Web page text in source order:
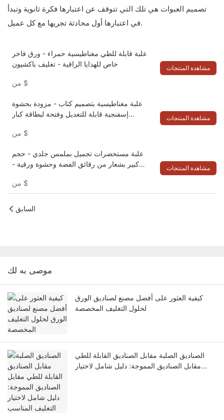
تصميم العبوات هي تلك التي تتوقف عن اعتبارها فكرة ثانوية وتبدأ
في اعتبارها أول محادثة تجريها مع كل عميل.
علبة قابلة للطي مغناطيسية حمراء - ورق فاخر
خاص للهدايا الراقية - تغليف باكشيون
$
مشاهدة المنتجات
علبة مغناطيسية بتصميم كتاب - مزودة بحشوة
إسفنجية قابلة للتعديل وفتحة لبطاقة كبار
أنيق $
مشاهدة المنتجات
علبة مستحضرات تجميل بملمس جلدي - حجم
كبير بشعار من رقائق الفضة وحشوة ورقية -
$
مشاهدة المنتجات
السابق
موصى به لك
كيفية العثور على أفضل مصنع لصناديق الورق
لحلول التغليف المخصصة
الصناديق الصلبة مقابل الصناديق القابلة للطي
مقابل الصناديق المموجة: دليل شامل لاختيار